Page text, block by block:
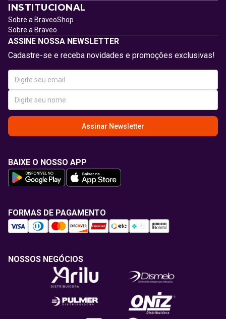
INSTITUCIONAL
Sobre a BraveoShop
Sobre a Braveo
ASSINE NOSSA NEWSLETTER
Cadastre-se e receba novidades e promoções exclusivas!
Assinar Newsletter
BAIXE O NOSSO APP
FORMAS DE PAGAMENTO
NOSSOS NEGÓCIOS